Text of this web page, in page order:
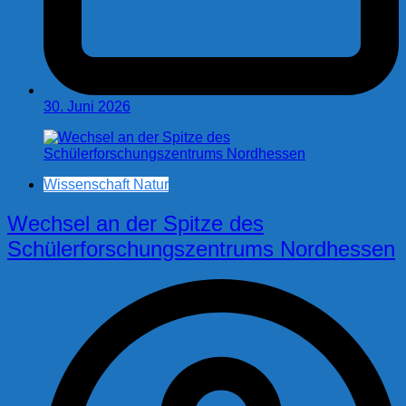
30. Juni 2026
Wissenschaft Natur
Wechsel an der Spitze des
Schülerforschungszentrums Nordhessen